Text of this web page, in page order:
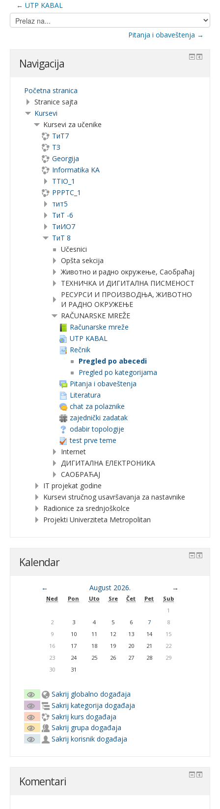
← UTP KABAL
Prelaz
na...
Pitanja i obaveštenja →
Navigacija
Početna stranica
Stranice sajta
Kursevi
Kursevi za učenike
ТиТ7
ТЗ
Georgija
Informatika KA
TTIO_1
PPPTC_1
тит5
ТиТ -6
TиИО7
ТиТ 8
Učesnici
Opšta sekcija
Животно и радно окружење, Саобраћај
ТЕХНИЧКА И ДИГИТАЛНА ПИСМЕНОСТ
РЕСУРСИ И ПРОИЗВОДЊА, ЖИВОТНО
И РАДНО ОКРУЖЕЊЕ
RAČUNARSKE MREŽE
Računarske mreže
UTP KABAL
Rečnik
Pregled po abecedi
Pregled po kategorijama
Pitanja i obaveštenja
Literatura
chat za polaznike
zajednički zadatak
odabir topologije
test prve teme
Internet
ДИГИТАЛНА ЕЛЕКТРОНИКА
САОБРАЋАЈ
IT projekat godine
Kursevi stručnog usavršavanja za nastavnike
Radionice za srednjoškolce
Projekti Univerziteta Metropolitan
Kalendar
← August 2026. →
Ned Pon Uto Sre Čet Pet
Sub
1
2
3 4 5 6 7
8
9
10 11 12 13 14
15
16
17 18 19 20 21
22
23
24 25 26 27 28
29
30
31
Sakrij globalno događaja
Sakrij kategorija događaja
Sakrij kurs događaja
Sakrij grupa događaja
Sakrij korisnik događaja
Komentari